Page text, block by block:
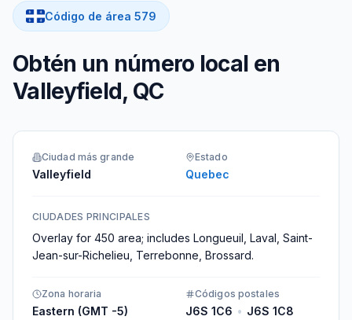
Código de área 579
Obtén un número local en
Valleyfield, QC
Ciudad más grande
Valleyfield
Estado
Quebec
CIUDADES PRINCIPALES
Overlay for 450 area; includes Longueuil, Laval, Saint-
Jean-sur-Richelieu, Terrebonne, Brossard.
Zona horaria
Eastern (GMT -5)
Códigos postales
J6S 1C6 • J6S 1C8